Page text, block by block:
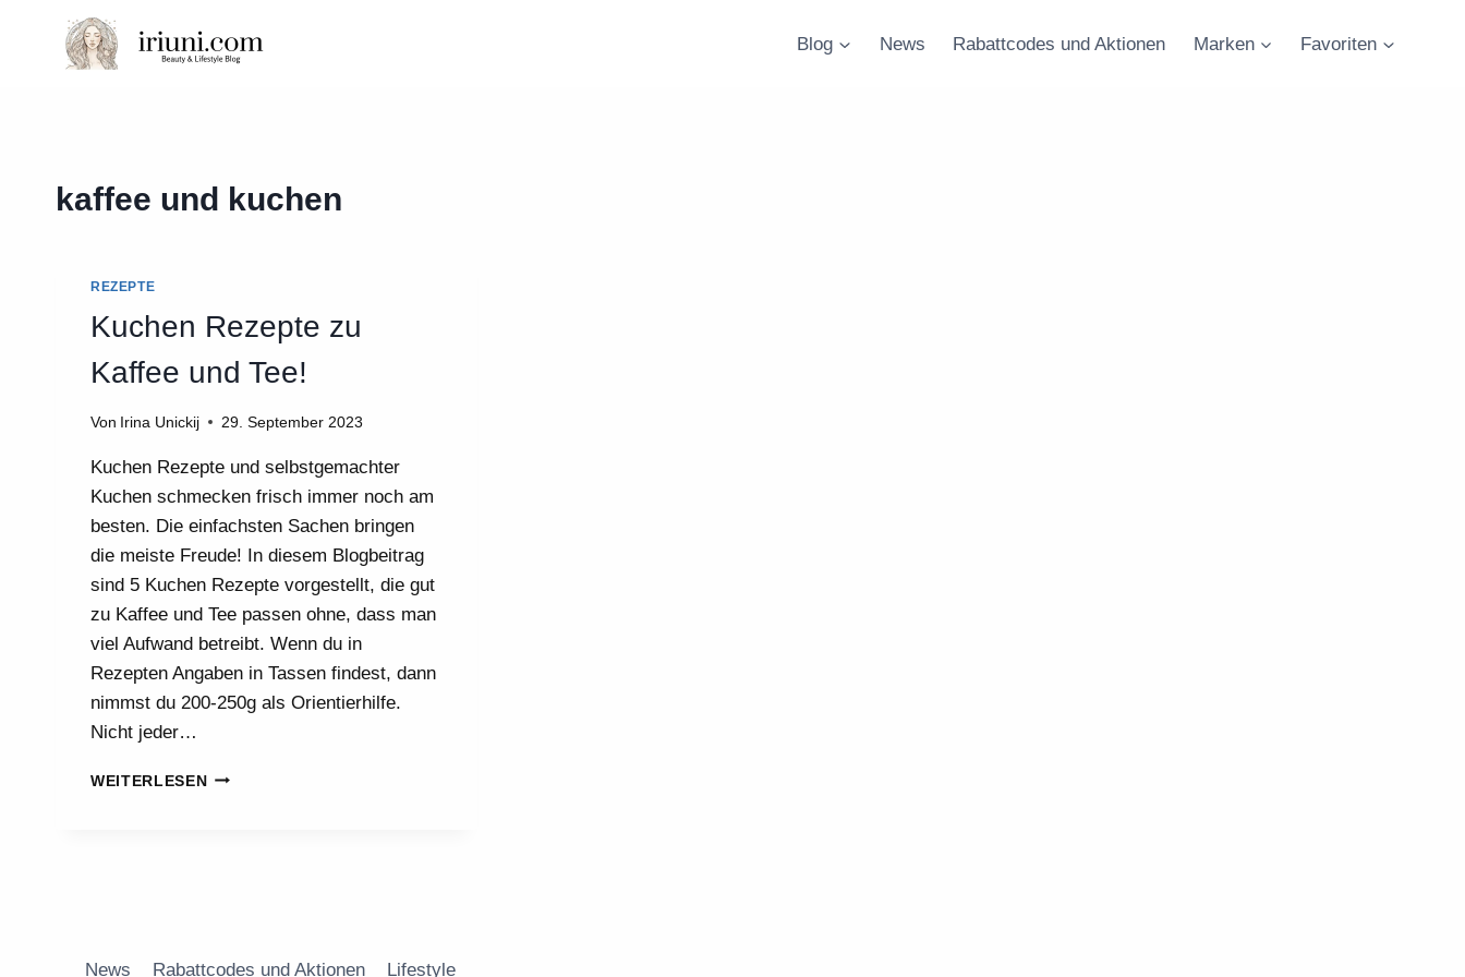
springen
Blog News Rabattcodes und Aktionen Marken Favoriten
kaffee und kuchen
REZEPTE
Kuchen Rezepte zu
Kaffee und Tee!
Von Irina Unickij 29. September 2023
Kuchen Rezepte und selbstgemachter
Kuchen schmecken frisch immer noch am
besten. Die einfachsten Sachen bringen
die meiste Freude! In diesem Blogbeitrag
sind 5 Kuchen Rezepte vorgestellt, die gut
zu Kaffee und Tee passen ohne, dass man
viel Aufwand betreibt. Wenn du in
Rezepten Angaben in Tassen findest, dann
nimmst du 200-250g als Orientierhilfe.
Nicht jeder…
WEITERLESENKUCHEN
News Rabattcodes und Aktionen Lifestyle